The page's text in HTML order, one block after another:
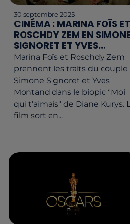
30 septembre 2025
CINÉMA : MARINA FOÏS ET
ROSCHDY ZEM EN
SIGNORET ET YVES...
Marina Foïs et Roschdy Zem
prennent les traits du couple
Simone Signoret et Yves
Montand dans le biopic "Moi
qui t'aimais" de Diane Kurys.
film sort en...